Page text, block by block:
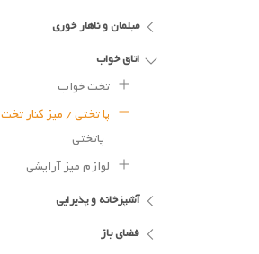
مبلمان و ناهار خوری
اتاق خواب
تخت خواب
پا تختی / میز کنار تخت
پاتختی
لوازم میز آرایشی
آشپزخانه و پذیرایی
فضای باز